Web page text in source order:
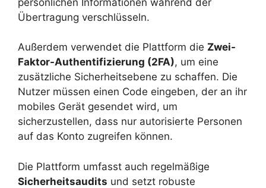
Übertragung verschlüsseln.
Außerdem verwendet die Plattform die Zwei-
Faktor-Authentifizierung (2FA), um eine
zusätzliche Sicherheitsebene zu schaffen. Die
Nutzer müssen einen Code eingeben, der an ihr
mobiles Gerät gesendet wird, um
sicherzustellen, dass nur autorisierte Personen
auf das Konto zugreifen können.
Die Plattform umfasst auch regelmäßige
Sicherheitsaudits und setzt robuste